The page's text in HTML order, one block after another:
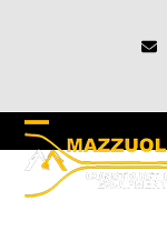
Open
mobile
Chiudi